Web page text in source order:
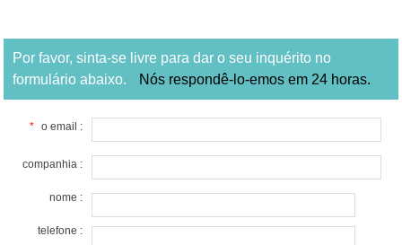
Por favor, sinta-se livre para dar o seu inquérito no
formulário abaixo.
Nós respondê-lo-emos em 24 horas.
* o email :
companhia :
nome :
telefone :